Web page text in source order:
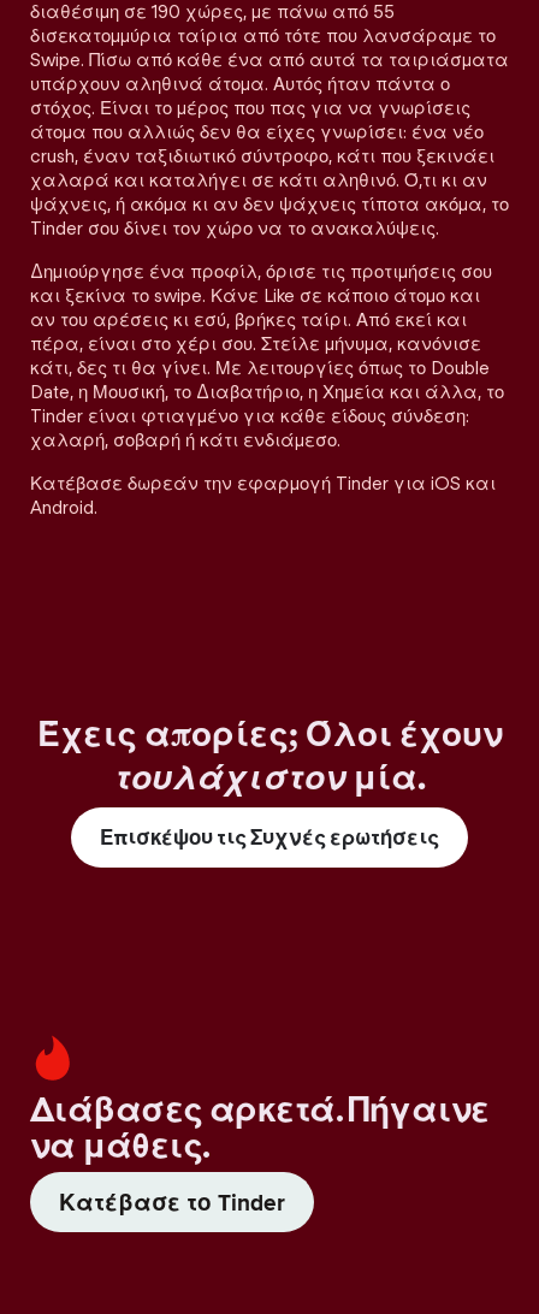
διαθέσιμη σε 190 χώρες, με πάνω από 55
δισεκατομμύρια ταίρια από τότε που λανσάραμε το
Swipe. Πίσω από κάθε ένα από αυτά τα ταιριάσματα
υπάρχουν αληθινά άτομα. Αυτός ήταν πάντα ο
στόχος. Είναι το μέρος που πας για να γνωρίσεις
άτομα που αλλιώς δεν θα είχες γνωρίσει: ένα νέο
crush, έναν ταξιδιωτικό σύντροφο, κάτι που ξεκινάει
χαλαρά και καταλήγει σε κάτι αληθινό. Ό,τι κι αν
ψάχνεις, ή ακόμα κι αν δεν ψάχνεις τίποτα ακόμα, το
Tinder σου δίνει τον χώρο να το ανακαλύψεις.
Δημιούργησε ένα προφίλ, όρισε τις προτιμήσεις σου
και ξεκίνα το swipe. Κάνε Like σε κάποιο άτομο και
αν του αρέσεις κι εσύ, βρήκες ταίρι. Από εκεί και
πέρα, είναι στο χέρι σου. Στείλε μήνυμα, κανόνισε
κάτι, δες τι θα γίνει. Με λειτουργίες όπως το Double
Date, η Μουσική, το Διαβατήριο, η Χημεία και άλλα, το
Tinder είναι φτιαγμένο για κάθε είδους σύνδεση:
χαλαρή, σοβαρή ή κάτι ενδιάμεσο.
Κατέβασε δωρεάν την εφαρμογή Tinder για iOS και
Android.
Έχεις απορίες; Όλοι έχουν
τουλάχιστονμία.
Επισκέψου τις Συχνές ερωτήσεις
Διάβασες αρκετά. Πήγαινε
να μάθεις.
Κατέβασε το Tinder